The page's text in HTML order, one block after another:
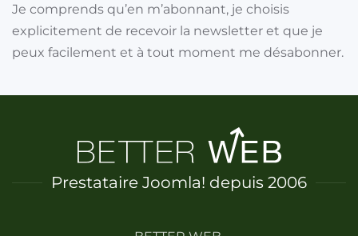
Je comprends qu’en m’abonnant, je choisis
explicitement de recevoir la newsletter et que je
peux facilement et à tout moment me désabonner.
Prestataire Joomla! depuis 2006